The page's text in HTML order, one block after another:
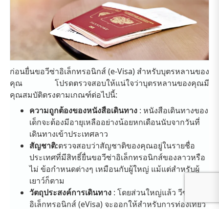
ก่อนยื่นขอวีซ่าอิเล็กทรอนิกส์ (e-Visa) สำหรับบุตรหลานของ
คุณ โปรดตรวจสอบให้แน่ใจว่าบุตรหลานของคุณมี
คุณสมบัติตรงตามเกณฑ์ต่อไปนี้:
ความถูกต้องของหนังสือเดินทาง : หนังสือเดินทางของ
เด็กจะต้องมีอายุเหลืออย่างน้อยหกเดือนนับจากวันที่
เดินทางเข้าประเทศลาว
สัญชาติ:ตรวจสอบว่าสัญชาติของคุณอยู่ในรายชื่อ
ประเทศที่มีสิทธิ์ยื่นขอวีซ่าอิเล็กทรอนิกส์ของลาวหรือ
ไม่ ข้อกำหนดต่างๆ เหมือนกับผู้ใหญ่ แม้แต่สำหรับผู้
เยาว์ก็ตาม
วัตถุประสงค์การเดินทาง : โดยส่วนใหญ่แล้ว วีซ่า
อิเล็กทรอนิกส์ (eVisa) จะออกให้สำหรับการท่องเที่ยว